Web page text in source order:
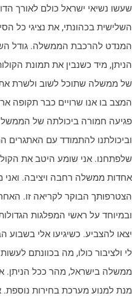
נשיאי ישראל כולם לאורך
בכהונתי, את נציגי כל
להרכבת הממשלה. גודל
מיד כשנבין את תמונת
ממשלה שתוכל לשוב ולשרת את
בו אנו שרויים כבר תקופה
חמורה ביכולתה של
להתמודד עם האתגרים
אני שומע היטב את
ממשלה רחבה ויציבה. ואני
הבוקר לקריאה זו.
על ראשי המפלגות
להצביע. כשיגיעו אלי בשבוע
ולציבור כולו, מה בכוונתם
בישראל, מהר ככל הניתן.
למנוע מערכת בחירות נוספת.